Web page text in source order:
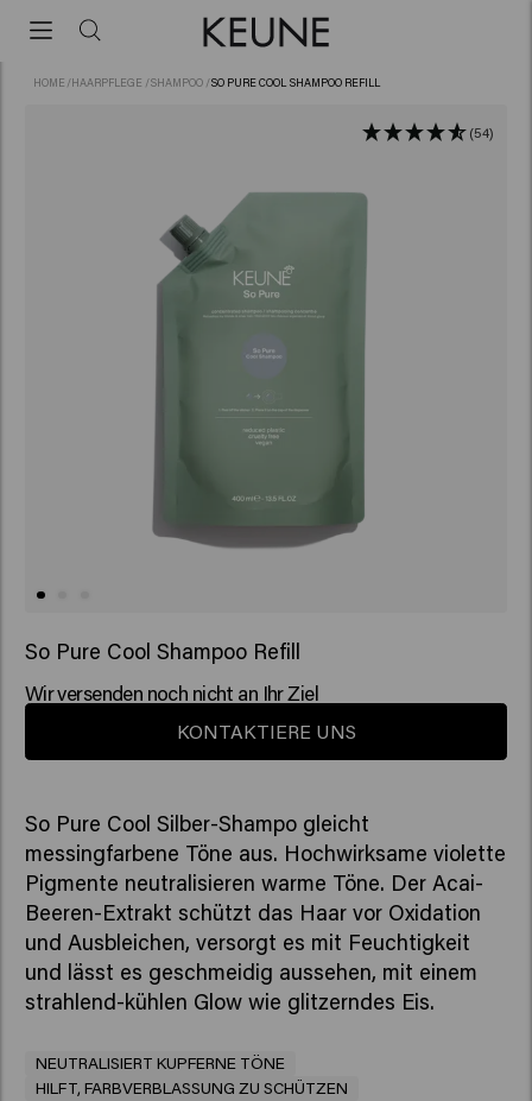
HOME /HAARPFLEGE /SHAMPOO /SO PURE COOL SHAMPOO REFILL
(54)
So Pure Cool Shampoo Refill
Wir versenden noch nicht an Ihr Ziel
KONTAKTIERE UNS
So Pure Cool Silber-Shampo gleicht
messingfarbene Töne aus. Hochwirksame violette
Pigmente neutralisieren warme Töne. Der Acai-
Beeren-Extrakt schützt das Haar vor Oxidation
und Ausbleichen, versorgt es mit Feuchtigkeit
und lässt es geschmeidig aussehen, mit einem
strahlend-kühlen Glow wie glitzerndes Eis.
NEUTRALISIERT KUPFERNE TÖNE
HILFT, FARBVERBLASSUNG ZU SCHÜTZEN